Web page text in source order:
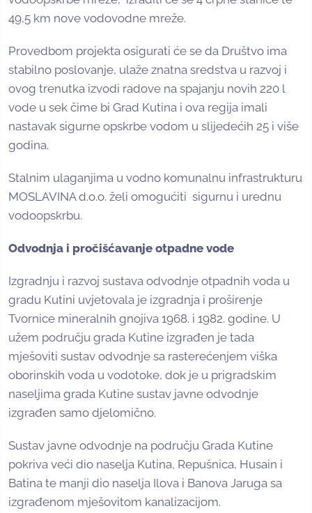
49,5 km nove vodovodne mreže.
Provedbom projekta osigurati će se da Društvo ima
stabilno poslovanje, ulaže znatna sredstva u razvoj i
ovog trenutka izvodi radove na spajanju novih 220 l
vode u sek čime bi Grad Kutina i ova regija imali
nastavak sigurne opskrbe vodom u slijedećih 25 i više
godina.
Stalnim ulaganjima u vodno komunalnu infrastrukturu
MOSLAVINA d.o.o. želi omogućiti sigurnu i urednu
vodoopskrbu.
Odvodnja i pročišćavanje otpadne vode
Izgradnju i razvoj sustava odvodnje otpadnih voda u
gradu Kutini uvjetovala je izgradnja i proširenje
Tvornice mineralnih gnojiva 1968. i 1982. godine. U
užem području grada Kutine izgrađen je tada
mješoviti sustav odvodnje sa rasterećenjem viška
oborinskih voda u vodotoke, dok je u prigradskim
naseljima grada Kutine sustav javne odvodnje
izgrađen samo djelomično.
Sustav javne odvodnje na području Grada Kutine
pokriva veći dio naselja Kutina, Repušnica, Husain i
Batina te manji dio naselja Ilova i Banova Jaruga sa
izgrađenom mješovitom kanalizacijom.